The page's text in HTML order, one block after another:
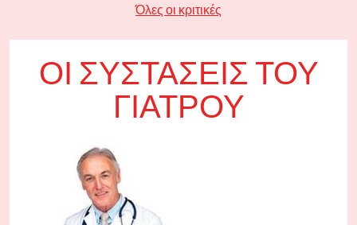
Όλες οι κριτικές
ΟΙ ΣΥΣΤΆΣΕΙΣ ΤΟΥ
ΓΙΑΤΡΟΎ